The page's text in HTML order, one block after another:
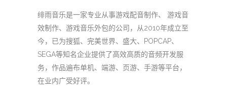
绯雨音乐是一家专业从事游戏配音制作、 游戏音
效制作、游戏音乐外包的公司，从2010年成立至
今，已为搜狐、完美世界、盛大、POPCAP、
SEGA等知名企业提供了高效高质的音频开发服
务，作品遍布单机、端游、页游、手游等平台，
在业内广受好评。